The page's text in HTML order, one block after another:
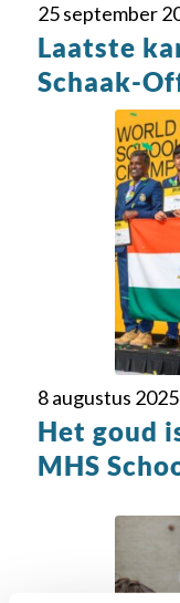
25 september
Laatste
Schaak-
8 augustus 2025
Het goud
MHS